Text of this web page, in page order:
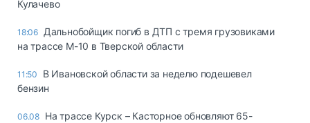
Кулачево
18:06 Дальнобойщик погиб в ДТП с тремя грузовиками
на трассе М-10 в Тверской области
11:50
В Ивановской области за неделю подешевел
бензин
06.08 На трассе Курск – Касторное обновляют 65-